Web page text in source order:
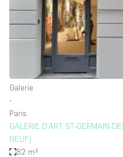
Grote entree
Haussmann-stijl
Industrieel
Internet
Kledingrek
Leefruimte
Galerie
∙
Paris
GALERIE D'ART ST-GERMAIN-
NEUF)
82 m²